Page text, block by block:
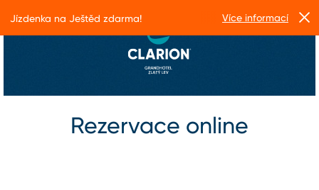
Rezervace online
Jízdenka na Ještěd zdarma! Více informací